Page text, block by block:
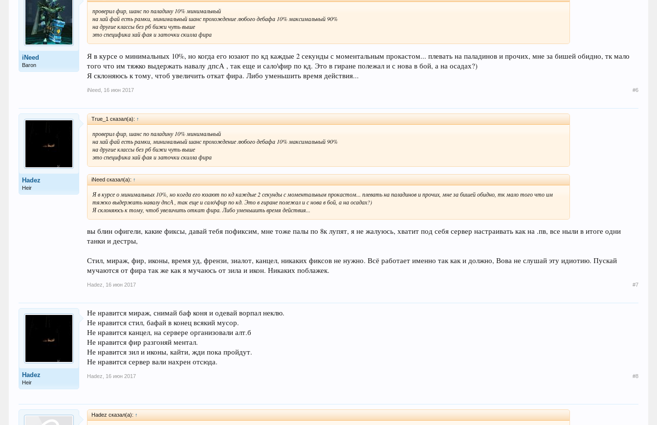
iNeed
Baron
проверил фир, шанс по паладину 10% минимальный
на хай фай есть рамки, минимальный шанс прохождение любого дебафа 10% максимальный 90%
на другие классы без рб бижи чуть выше
это специфика хай фая и заточки скилла фира
Я в курсе о минимальных 10%, но когда его юзают по кд каждые 2 секунды с моментальным прокастом... плевать на паладинов и прочих, мне за бишей обидно, тк мало
того что им тяжко выдержать навалу дпсА , так еще и сало\фир по кд. Это в гиране полежал и с нова в бой, а на осадах?)
Я склоняюсь к тому, чтоб увеличить откат фира. Либо уменьшить время действия...
iNeed 16 июн 2017 #6
Hadez
Heir
True_1 сказал(а): ↑
проверил фир, шанс по паладину 10% минимальный
на хай фай есть рамки, минимальный шанс прохождение любого дебафа 10% максимальный 90%
на другие классы без рб бижи чуть выше
это специфика хай фая и заточки скилла фира
iNeed сказал(а): ↑
Я в курсе о минимальных 10%, но когда его юзают по кд каждые 2 секунды с моментальным прокастом... плевать на паладинов и прочих, мне за бишей обидно, тк мало того что им
тяжко выдержать навалу дпсА , так еще и сало\фир по кд. Это в гиране полежал и с нова в бой, а на осадах?)
Я склоняюсь к тому, чтоб увеличить откат фира. Либо уменьшить время действия...
вы блин офигели, какие фиксы, давай тебя пофиксим, мне тоже палы по 8к лупят, я не жалуюсь, хватит под себя сервер настраивать как на .пв, все ныли в итоге одни
танки и дестры,
Стил, мираж, фир, иконы, время уд, френзи, зиалот, канцел, никаких фиксов не нужно. Всё работает именно так как и должно, Вова не слушай эту идиотию. Пускай
мучаются от фира так же как я мучаюсь от зила и икон. Никаких поблажек.
Hadez 16 июн 2017 #7
Hadez
Heir
Не нравится мираж, снимай баф коня и одевай ворпал неклю.
Не нравится стил, бафай в конец всякий мусор.
Не нравится канцел, на сервере организовали алт.б
Не нравится фир разгоняй ментал.
Не нравится зил и иконы, кайти, жди пока пройдут.
Не нравится сервер вали нахрен отсюда.
Hadez 16 июн 2017 #8
Hadez сказал(а): ↑